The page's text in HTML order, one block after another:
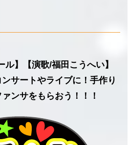
ル】【演歌/福田こうへい】
ンサートやライブに！手作り
ンサをもらおう！！！